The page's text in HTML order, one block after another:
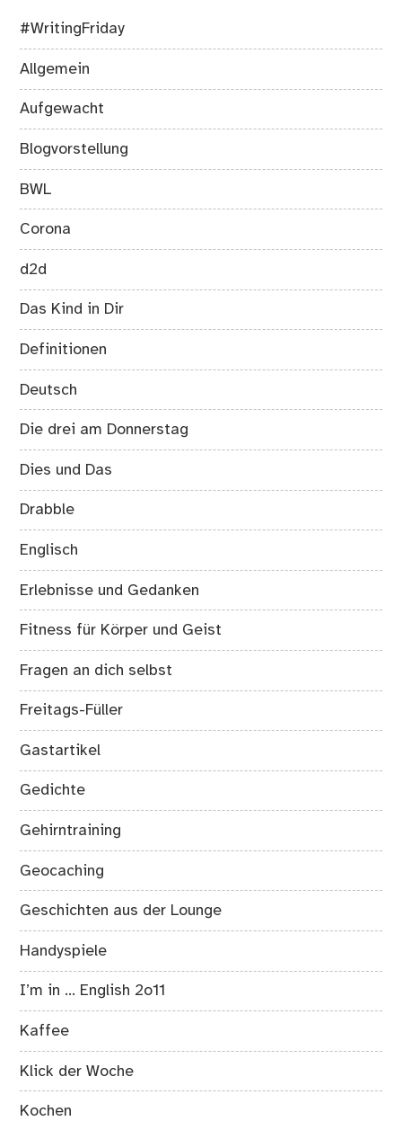
#WritingFriday
Allgemein
Aufgewacht
Blogvorstellung
BWL
Corona
d2d
Das Kind in Dir
Definitionen
Deutsch
Die drei am Donnerstag
Dies und Das
Drabble
Englisch
Erlebnisse und Gedanken
Fitness für Körper und Geist
Fragen an dich selbst
Freitags-Füller
Gastartikel
Gedichte
Gehirntraining
Geocaching
Geschichten aus der Lounge
Handyspiele
I’m in … English 2o11
Kaffee
Klick der Woche
Kochen